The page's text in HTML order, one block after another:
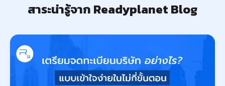
สาระน่ารู้จาก Readyplanet Blog